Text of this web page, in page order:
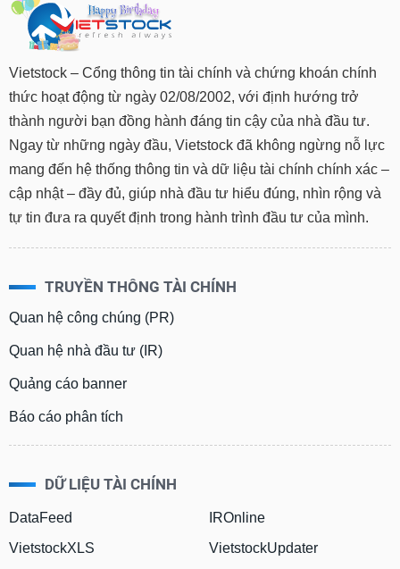
Vietstock – Cổng thông tin tài chính và chứng khoán chính
thức hoạt động từ ngày 02/08/2002, với định hướng trở
thành người bạn đồng hành đáng tin cậy của nhà đầu tư.
Ngay từ những ngày đầu, Vietstock đã không ngừng nỗ lực
mang đến hệ thống thông tin và dữ liệu tài chính chính xác –
cập nhật – đầy đủ, giúp nhà đầu tư hiểu đúng, nhìn rộng và
tự tin đưa ra quyết định trong hành trình đầu tư của mình.
TRUYỀN THÔNG TÀI CHÍNH
Quan hệ công chúng (PR)
Quan hệ nhà đầu tư (IR)
Quảng cáo banner
Báo cáo phân tích
DỮ LIỆU TÀI CHÍNH
DataFeed
VietstockXLS
IROnline
VietstockUpdater